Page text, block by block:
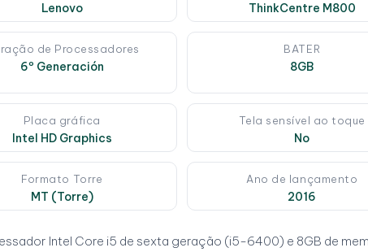
Lenovo ThinkCentre M800
de Processadores
6º Generación
BATER
8GB
Placa gráfica
Intel HD Graphics
Tela sensível ao toque
No
Formato Torre
MT (Torre)
Ano de lançamento
2016
Intel Core i5 de sexta geração (i5-6400) e 8GB de